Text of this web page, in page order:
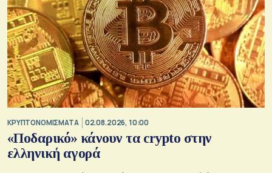
KΡΥΠΤΟΝΟΜΙΣΜΑΤΑ 02.08.2026, 10:00
«Ποδαρικό» κάνουν τα crypto στην
ελληνική αγορά